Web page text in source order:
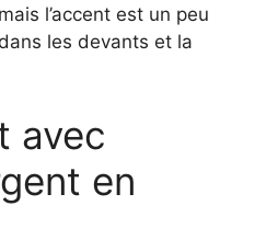
l’accent est un peu
les devants et la
avec
en